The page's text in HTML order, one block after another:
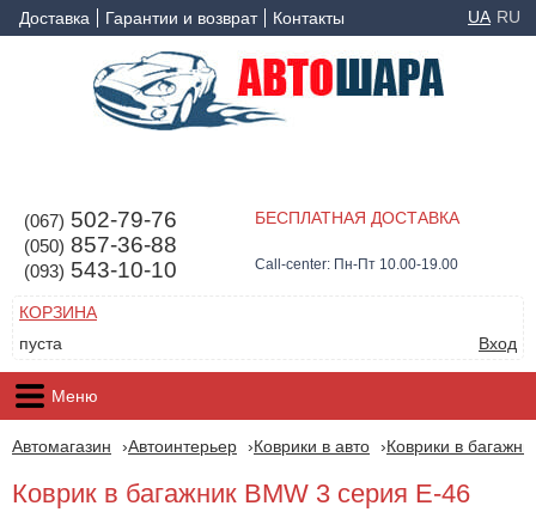
Доставка Гарантии и возврат Контакты UA RU
(067) 502-79-76
(050) 857-36-88
(093) 543-10-10
БЕСПЛАТНАЯ ДОСТАВКА
Call-center: Пн-Пт 10.00-19.00
КОРЗИНА
пуста
Вход
Меню
Автомагазин Автоинтерьер Коврики в авто Коврики в
Коврик в багажник BMW 3 серия E-46